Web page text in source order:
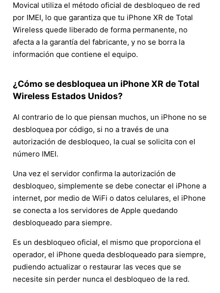
Movical utiliza el método oficial de desbloqueo de red
por IMEI, lo que garantiza que tu iPhone XR de Total
Wireless quede liberado de forma permanente, no
afecta a la garantía del fabricante, y no se borra la
información que contiene el equipo.
¿Cómo se desbloquea un iPhone XR de Total
Wireless Estados Unidos?
Al contrario de lo que piensan muchos, un iPhone no se
desbloquea por código, si no a través de una
autorización de desbloqueo, la cual se solicita con el
número IMEI.
Una vez el servidor confirma la autorización de
desbloqueo, simplemente se debe conectar el iPhone a
internet, por medio de WiFi o datos celulares, el iPhone
se conecta a los servidores de Apple quedando
desbloqueado para siempre.
Es un desbloqueo oficial, el mismo que proporciona el
operador, el iPhone queda desbloqueado para siempre,
pudiendo actualizar o restaurar las veces que se
necesite sin perder nunca el desbloqueo de la red.